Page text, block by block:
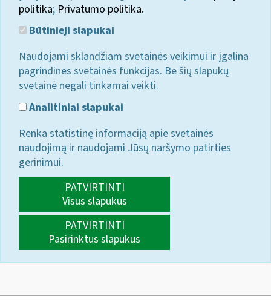
politika; Privatumo politika.
Būtinieji slapukai
Naudojami sklandžiam svetainės veikimui ir įgalina
pagrindines svetainės funkcijas. Be šių slapukų
svetainė negali tinkamai veikti.
Analitiniai slapukai
Renka statistinę informaciją apie svetainės
naudojimą ir naudojami Jūsų naršymo patirties
gerinimui.
PATVIRTINTI
Visus slapukus
PATVIRTINTI
Pasirinktus slapukus